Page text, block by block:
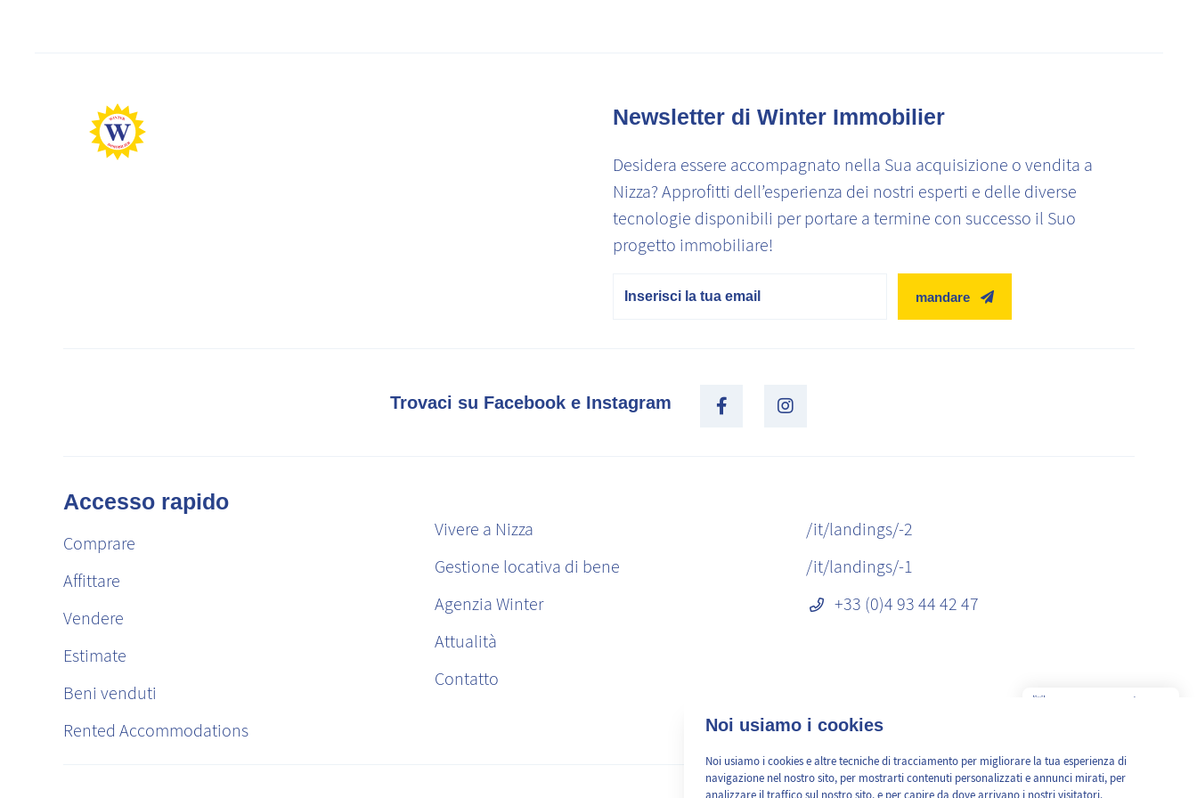
Noi usiamo i cookies
Noi usiamo i cookies e altre tecniche di tracciamento per migliorare la tua esperienza di
navigazione nel nostro sito, per mostrarti contenuti personalizzati e annunci mirati, per
analizzare il traffico sul nostro sito, e per capire da dove arrivano i nostri visitatori.
Newsletter di Winter Immobilier
Desidera essere accompagnato nella Sua acquisizione o vendita a
Nizza? Approfitti dell’esperienza dei nostri esperti e delle diverse
tecnologie disponibili per portare a termine con successo il Suo
progetto immobiliare!
mandare
Trovaci su Facebook e Instagram
Accesso rapido
Comprare
Affittare
Vendere
Estimate
Beni venduti
Rented Accommodations
Vivere a Nizza
Gestione locativa di bene
Agenzia Winter
Attualità
Contatto
/it/landings/-2
/it/landings/-1
+33 (0)4 93 44 42 47
👋 Obtenez une pré-
min, gratuitement.